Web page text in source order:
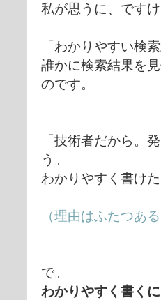
私が思うに、です
「わかりやすい検
誰かに検索結果を
のです。
「技術者だから。
う。
わかりやすく書け
（理由はふたつあ
で。
わかりやすく書く